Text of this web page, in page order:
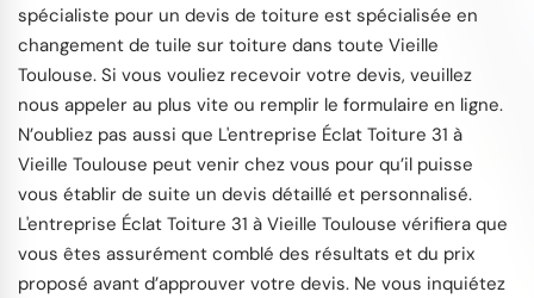
spécialiste pour un devis de toiture est spécialisée en
changement de tuile sur toiture dans toute Vieille
Toulouse. Si vous vouliez recevoir votre devis, veuillez
nous appeler au plus vite ou remplir le formulaire en ligne.
N’oubliez pas aussi que L'entreprise Éclat Toiture 31 à
Vieille Toulouse peut venir chez vous pour qu’il puisse
vous établir de suite un devis détaillé et personnalisé.
L'entreprise Éclat Toiture 31 à Vieille Toulouse vérifiera que
vous êtes assurément comblé des résultats et du prix
proposé avant d’approuver votre devis. Ne vous inquiétez